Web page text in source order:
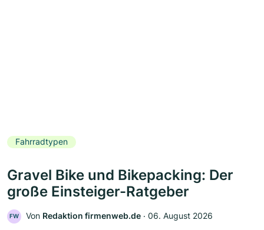
Fahrradtypen
Gravel Bike und Bikepacking: Der
große Einsteiger-Ratgeber
FW Von Redaktion firmenweb.de ‧ 06. August 2026